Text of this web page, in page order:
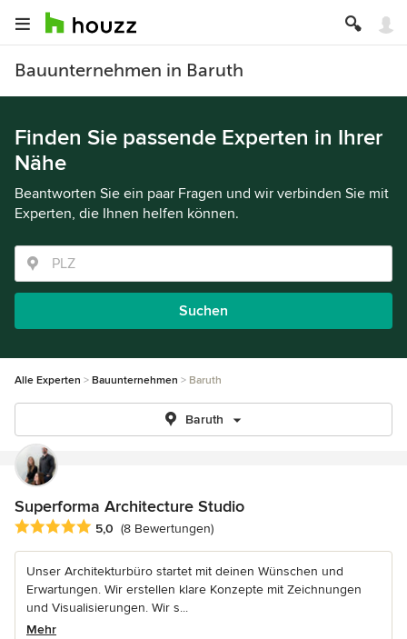
Bauunternehmen in Baruth
Finden Sie passende Experten in Ihrer
Nähe
Beantworten Sie ein paar Fragen und wir verbinden Sie mit
Experten, die Ihnen helfen können.
Suchen
Alle Experten Bauunternehmen Baruth
Baruth
Superforma Architecture Studio
Durchschnittliche Bewertung: 5 von 5 Sternen
5,0 (8 Bewertungen)
Unser Architekturbüro startet mit deinen Wünschen und
Erwartungen. Wir erstellen klare Konzepte mit Zeichnungen
und Visualisierungen. Wir s...
Mehr